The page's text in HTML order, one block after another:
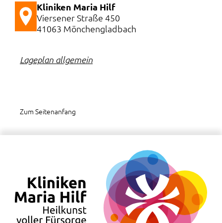
Kliniken Maria Hilf
Viersener Straße 450
41063 Mönchengladbach
Lageplan allgemein
Zum Seitenanfang